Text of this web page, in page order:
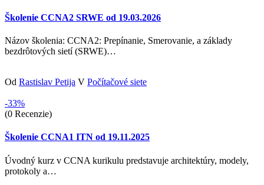
Školenie CCNA2 SRWE od 19.03.2026
Názov školenia: CCNA2: Prepínanie, Smerovanie, a základy
bezdrôtových sietí (SRWE)…
Od Rastislav Petija V Počítačové siete
-33%
(0 Recenzie)
Školenie CCNA1 ITN od 19.11.2025
Úvodný kurz v CCNA kurikulu predstavuje architektúry, modely,
protokoly a…